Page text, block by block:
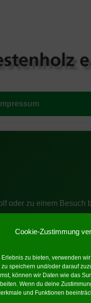
Cookie-Zustimmung
zu bieten, verwenden
speichern und/oder darauf
können wir Daten wie das
Wenn du deine
und Funktionen
Impressum
oder zu einem Besuch
IHRE
Margarete